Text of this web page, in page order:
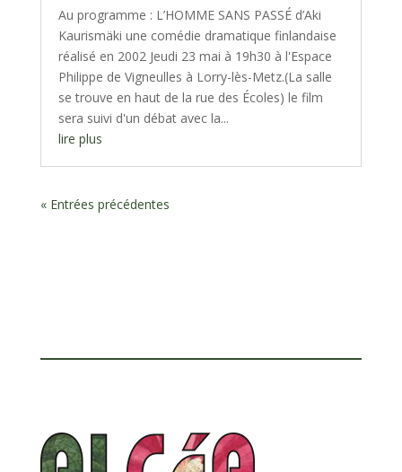
Au programme : L’HOMME SANS PASSÉ d’Aki
Kaurismäki une comédie dramatique finlandaise
réalisé en 2002 Jeudi 23 mai à 19h30 à l'Espace
Philippe de Vigneulles à Lorry-lès-Metz.(La salle
se trouve en haut de la rue des Écoles) le film
sera suivi d'un débat avec la...
lire plus
« Entrées précédentes